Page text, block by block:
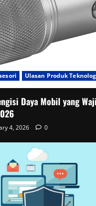
Ulasan Produk
Daya Mobil yang
4, 2026 0